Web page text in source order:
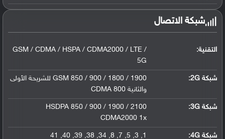
شبكة الاتصال
التقنية:
GSM / CDMA / HSPA / CDMA2000 / LTE /
5G
شبكة 2G:
GSM 850 / 900 / 1800 / 1900 للشريحة الأولى
والثانية CDMA 800
شبكة 3G :
HSDPA 850 / 900 / 1900 / 2100
CDMA2000 1x
شبكة 4G :
1, 3, 5, 7, 8, 34, 38, 39, 40, 41